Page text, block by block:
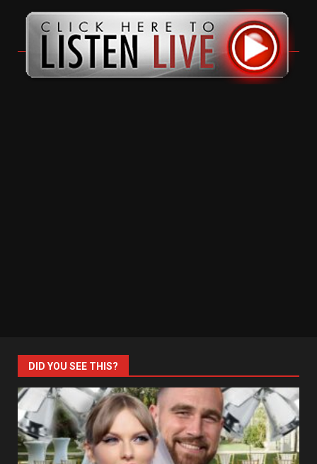
DID YOU SEE THIS?